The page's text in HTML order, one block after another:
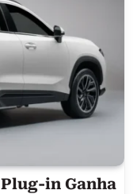
in Ganha